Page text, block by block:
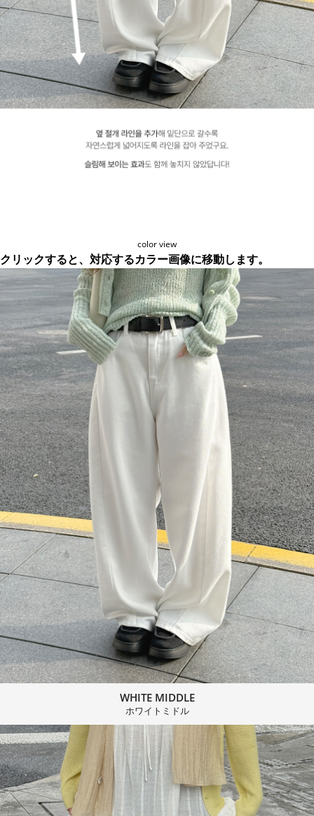
color view
クリックすると、対応するカラー画像に移動します。
WHITE MIDDLE
ホワイトミドル